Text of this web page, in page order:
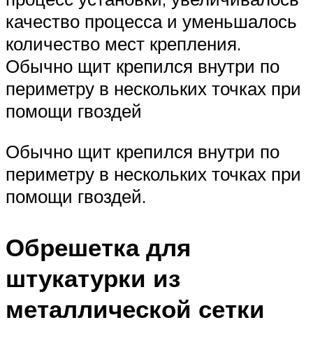
качество процесса и уменьшалось
количество мест крепления.
Обычно щит крепился внутри по
периметру в нескольких точках при
помощи гвоздей
Обычно щит крепился внутри по
периметру в нескольких точках при
помощи гвоздей.
Обрешетка для
штукатурки из
металлической сетки